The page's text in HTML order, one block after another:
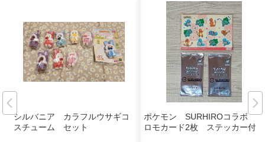
シルバニア カラフルウサギコ
スチューム セット
ポケモン SURHIROコラボ プ
ロモカード2枚 ステッカー付き